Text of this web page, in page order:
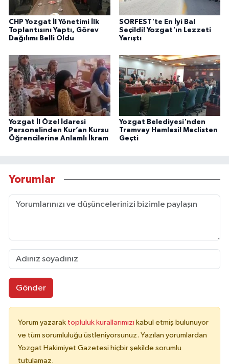
CHP Yozgat İl Yönetimi İlk
Toplantısını Yaptı, Görev
Dağılımı Belli Oldu
SORFEST'te En İyi Bal
Seçildi! Yozgat'ın Lezzeti
Yarıştı
Yozgat İl Özel İdaresi
Personelinden Kur’an Kursu
Öğrencilerine Anlamlı İkram
Yozgat Belediyesi'nden
Tramvay Hamlesi! Meclisten
Geçti
Yorumlar
Gönder
Yorum yazarak topluluk kurallarımızı kabul etmiş bulunuyor
ve tüm sorumluluğu üstleniyorsunuz. Yazılan yorumlardan
Yozgat Hakimiyet Gazetesi hiçbir şekilde sorumlu
tutulamaz.